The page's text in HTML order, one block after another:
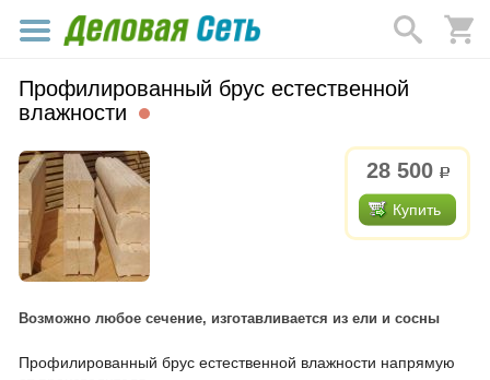
Профилированный брус естественной
влажности
28 500 р.
Купить
Возможно любое сечение, изготавливается из ели и сосны
Профилированный брус естественной влажности напрямую